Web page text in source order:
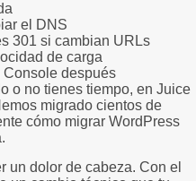
el DNS
301 si cambian URLs
de carga
Console después
o no tienes tiempo, en Juice
migrado cientos de
cómo migrar WordPress
un dolor de cabeza. Con el